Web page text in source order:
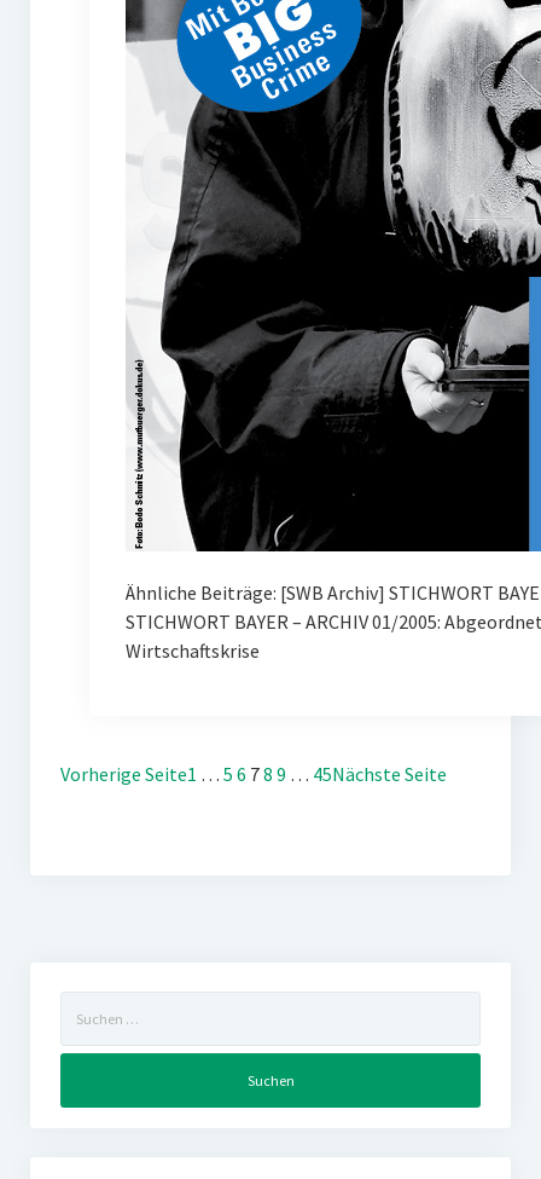
Ähnliche Beiträge: [SWB Archiv] STICHWORT
STICHWORT BAYER – ARCHIV 01/2005:
Wirtschaftskrise
Vorherige Seite1 … 5 6 78 9 … 45Nächste Seite
nach: